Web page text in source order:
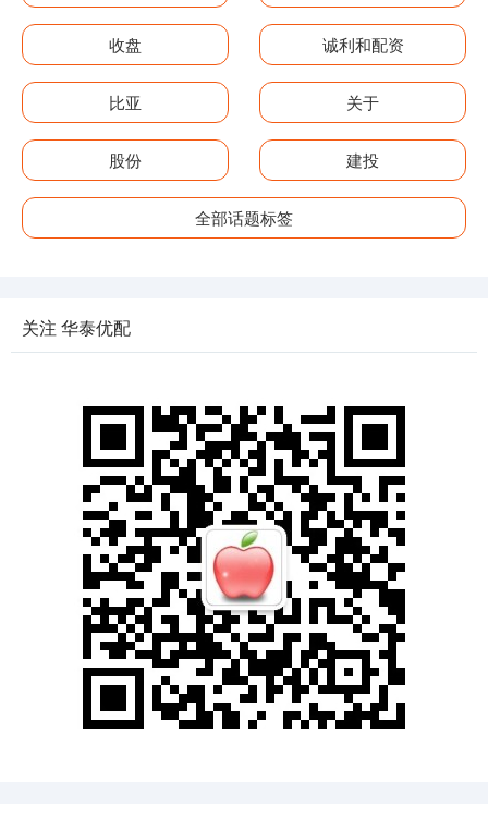
收盘 诚利和配资
比亚 关于
股份 建投
全部话题标签
关注 华泰优配